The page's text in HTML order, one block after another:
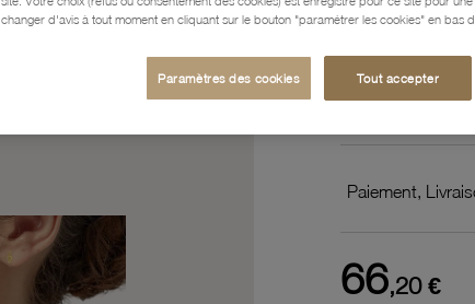
Description
Caractéristiques
Paiement,
66,20 €
changer d'avis à tout moment en cliquant sur le bouton "paramétrer les cookies" en bas
Paramètres des cookies Tout accepter